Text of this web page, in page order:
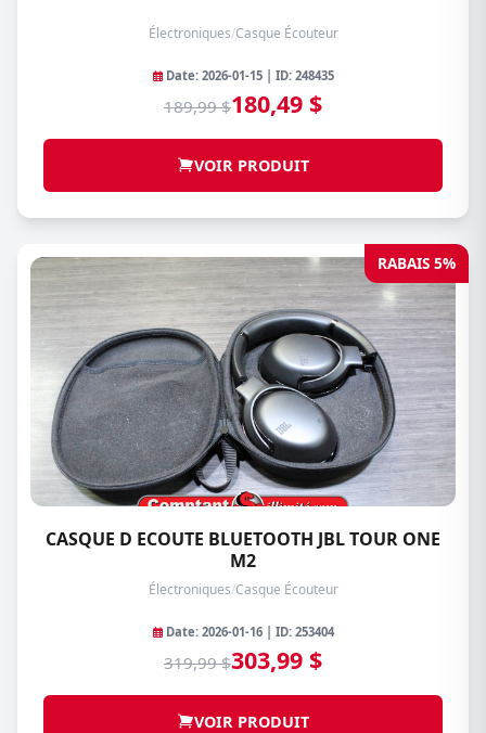
Électroniques/Casque Écouteur
Date: 2026-01-15 | ID: 248435
189,99 $180,49 $
VOIR PRODUIT
RABAIS 5%
CASQUE D ECOUTE BLUETOOTH JBL TOUR ONE
M2
Électroniques/Casque Écouteur
Date: 2026-01-16 | ID: 253404
319,99 $303,99 $
VOIR PRODUIT